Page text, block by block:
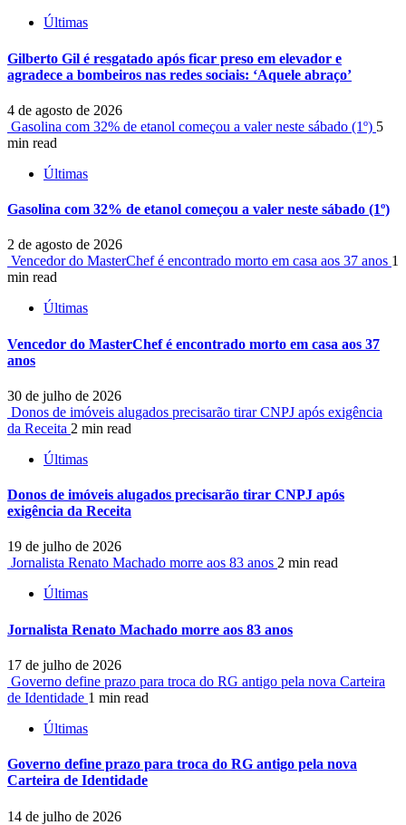
Últimas
Gilberto Gil é resgatado após ficar preso em elevador e
agradece a bombeiros nas redes sociais: ‘Aquele abraço’
4 de agosto de 2026
Gasolina com 32% de etanol começou a valer neste sábado (1º) 5
min read
Últimas
Gasolina com 32% de etanol começou a valer neste sábado (1º)
2 de agosto de 2026
Vencedor do MasterChef é encontrado morto em casa aos 37 anos 1
min read
Últimas
Vencedor do MasterChef é encontrado morto em casa aos 37
anos
30 de julho de 2026
Donos de imóveis alugados precisarão tirar CNPJ após exigência
da Receita 2 min read
Últimas
Donos de imóveis alugados precisarão tirar CNPJ após
exigência da Receita
19 de julho de 2026
Jornalista Renato Machado morre aos 83 anos 2 min read
Últimas
Jornalista Renato Machado morre aos 83 anos
17 de julho de 2026
Governo define prazo para troca do RG antigo pela nova Carteira
de Identidade 1 min read
Últimas
Governo define prazo para troca do RG antigo pela nova
Carteira de Identidade
14 de julho de 2026